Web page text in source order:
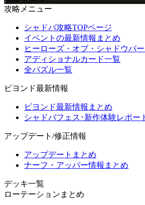
攻略メニュー
シャドバ攻略TOPページ
イベントの最新情報まとめ
ヒーローズ・オブ・シャドウバ
アディショナルカード一覧
全パズル一覧
ビヨンド最新情報
ビヨンド最新情報まとめ
シャドバフェス･新作体験レポー
アップデート/修正情報
アップデートまとめ
ナーフ・アッパー情報まとめ
デッキ一覧
ローテーションまとめ